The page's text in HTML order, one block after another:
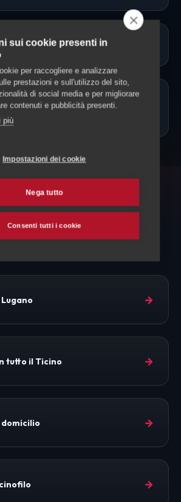
o documenti?
il cane solo mezza
per il tuo cane
→
tutto il Ticino →
→
→
sui cookie presenti in
per raccogliere e analizzare
prestazioni e sull'utilizzo del sito,
di social media e per migliorare
contenuti e pubblicità presenti.
più
Impostazioni dei cookie
Nega tutto
Consenti tutti i cookie